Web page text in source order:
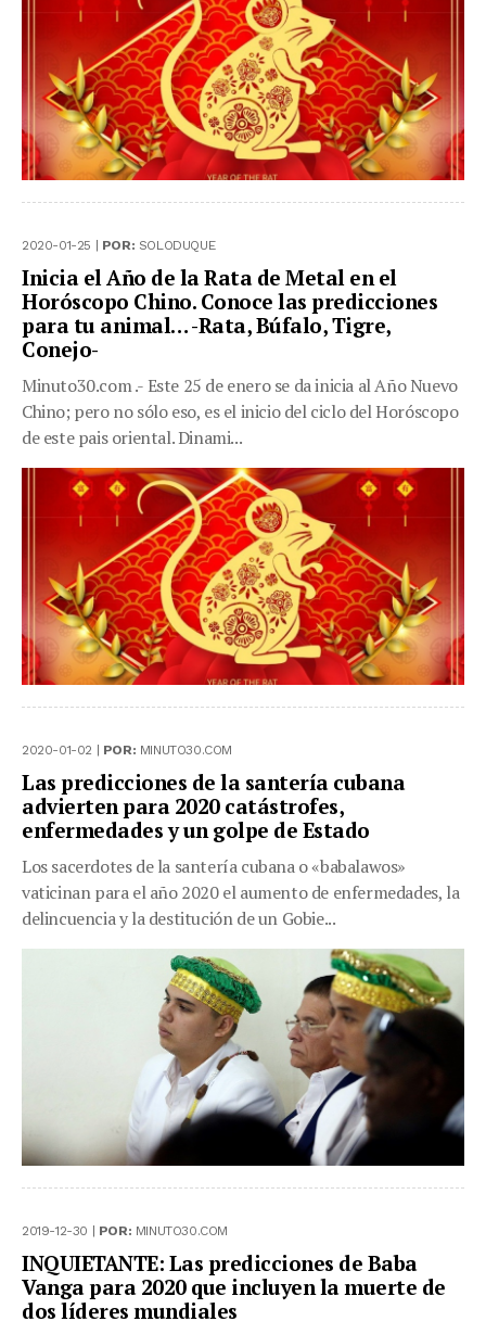
2020-01-25 | POR: SOLODUQUE
Inicia el Año de la Rata de Metal en el
Horóscopo Chino. Conoce las predicciones
para tu animal… -Rata, Búfalo, Tigre,
Conejo-
Minuto30.com .- Este 25 de enero se da inicia al Año Nuevo
Chino; pero no sólo eso, es el inicio del ciclo del Horóscopo
de este pais oriental. Dinami...
2020-01-02 | POR: MINUTO30.COM
Las predicciones de la santería cubana
advierten para 2020 catástrofes,
enfermedades y un golpe de Estado
Los sacerdotes de la santería cubana o «babalawos»
vaticinan para el año 2020 el aumento de enfermedades, la
delincuencia y la destitución de un Gobie...
2019-12-30 | POR: MINUTO30.COM
INQUIETANTE: Las predicciones de Baba
Vanga para 2020 que incluyen la muerte de
dos líderes mundiales